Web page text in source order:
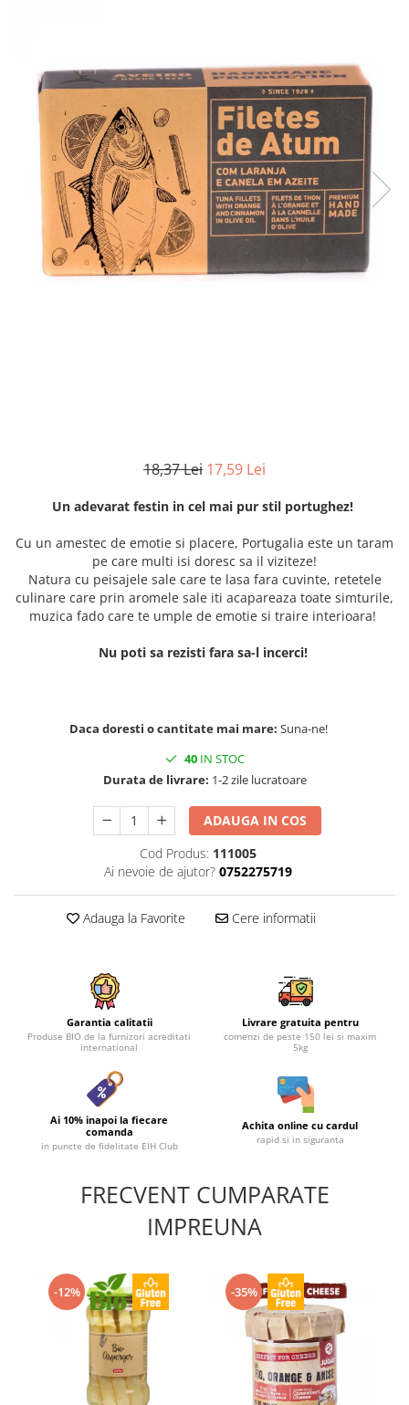
Alge Nori
Supa miso
18,37 Lei 17,59 Lei
Un adevarat festin in cel mai pur stil portughez!
Cu un amestec de emotie si placere, Portugalia este un taram
pe care multi isi doresc sa il viziteze!
Natura cu peisajele sale care te lasa fara cuvinte, retetele
culinare care prin aromele sale iti acapareaza toate simturile,
muzica fado care te umple de emotie si traire interioara!
Nu poti sa rezisti fara sa-l incerci!
Daca doresti o cantitate mai mare: Suna-ne!
40IN STOC
Durata de livrare: 1-2 zile lucratoare
ADAUGA IN COS
Cod Produs: 111005
Ai nevoie de ajutor? 0752275719
Adauga la Favorite Cere informatii
Garantia calitatii
Produse BIO de la furnizori acreditati
international
Livrare gratuita pentru
comenzi de peste 150 lei si maxim
5kg
Ai 10% inapoi la fiecare
comanda
in puncte de fidelitate EIH Club
Achita online cu cardul
rapid si in siguranta
FRECVENT CUMPARATE
IMPREUNA
-12% -35%